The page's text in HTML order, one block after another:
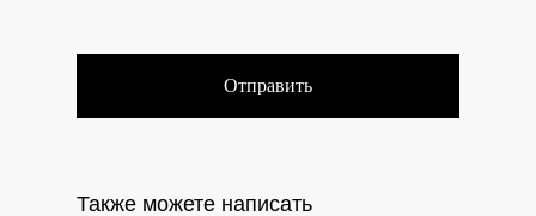
Отправить
Также можете написать